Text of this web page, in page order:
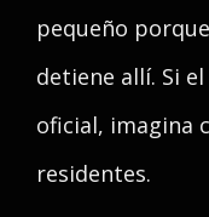
pequeño
detiene allí. Si
oficial, imagina
residentes.